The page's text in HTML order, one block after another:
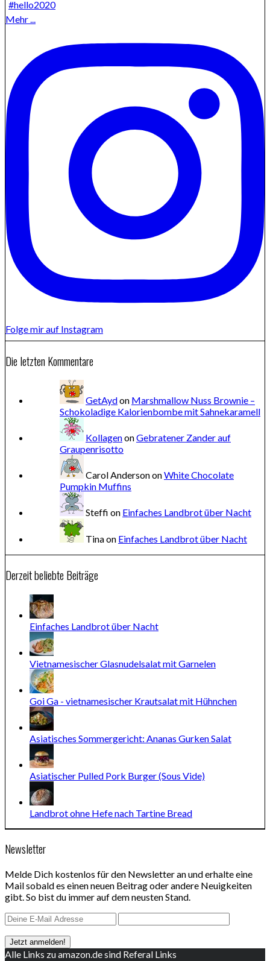
Mehr ...
Folge mir auf Instagram
Die letzten Kommentare
GetAydon Marshmallow Nuss Brownie –
Schokoladige Kalorienbombe mit Sahnekaramell
KollagenonGebratener Zander auf
Graupenrisotto
Carol AndersononWhite Chocolate
Pumpkin Muffins
Steffi on Einfaches Landbrot über Nacht
Tinaon Einfaches Landbrot über Nacht
Derzeit beliebte Beiträge
Einfaches Landbrot über Nacht
Vietnamesischer Glasnudelsalat mit Garnelen
Goi Ga - vietnamesischer Krautsalat mit Hühnchen
Asiatisches Sommergericht: Ananas Gurken Salat
Asiatischer Pulled Pork Burger (Sous Vide)
Landbrot ohne Hefe nach Tartine Bread
Newsletter
Melde Dich kostenlos für den Newsletter an und erhalte eine
Mail sobald es einen neuen Beitrag oder andere Neuigkeiten
gibt. So bist du immer auf dem neusten Stand.
Alle Links zu amazon.de sind Referal Links